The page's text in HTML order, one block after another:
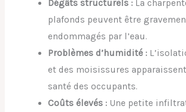
Dégâts structurels : La
plafonds peuvent être
endommagés par l’eau.
Problèmes d’humidité :
et des moisissures
santé des occupants.
Coûts élevés : Une petite